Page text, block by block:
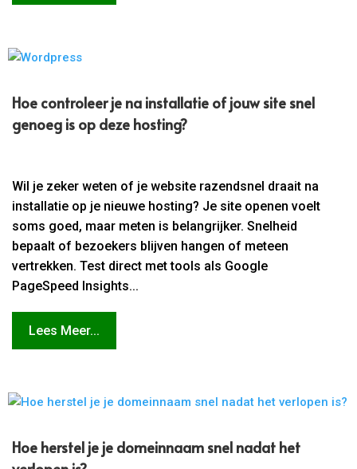
Hoe controleer je na installatie of jouw site snel
genoeg is op deze hosting?
Wil je zeker weten of je website razendsnel draait na
installatie op je nieuwe hosting? Je site openen voelt
soms goed, maar meten is belangrijker. Snelheid
bepaalt of bezoekers blijven hangen of meteen
vertrekken. Test direct met tools als Google
PageSpeed Insights...
Lees Meer...
Hoe herstel je je domeinnaam snel nadat het